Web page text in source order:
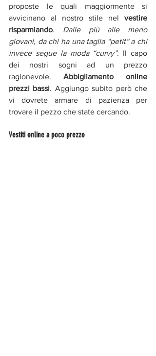
proposte le quali maggiormente si
avvicinano al nostro stile nel vestire
risparmiando. Dalle più alle meno
giovani, da chi ha una taglia “petit” a chi
invece segue la moda “curvy”. Il capo
dei nostri sogni ad un prezzo
ragionevole. Abbigliamento online
prezzi bassi. Aggiungo subito però che
vi dovrete armare di pazienza per
trovare il pezzo che state cercando.
Vestiti online a poco prezzo